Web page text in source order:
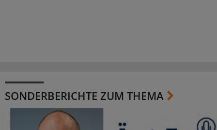
SONDERBERICHTE ZUM THEMA